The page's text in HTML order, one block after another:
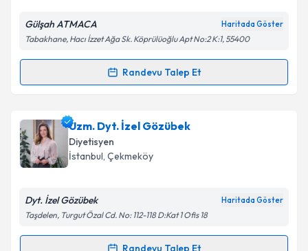
Gülşah ATMACA Haritada Göster
Tabakhane, Hacı İzzet Ağa Sk. Köprülüoğlu Apt No:2 K:1, 55400
Randevu Talep Et
Randevu Takvimi Talebi
Dyt. Gülşah Atmaca için randevu takvimi talebi
oluşturun. Size bu uzmandan randevu almanız için bir
takvim hazırlandığında e-posta ile bilgilendireceğiz.
Kişisel verilerimin işlenmesine ilişkin
Uzm. Dyt. İzel Gözübek
Diyetisyen
İstanbul, Çekmeköy
Dyt. İzel Gözübek Haritada Göster
Taşdelen, Turgut Özal Cd. No: 112-118 D:Kat 1 Ofis 18
Randevu Talep Et